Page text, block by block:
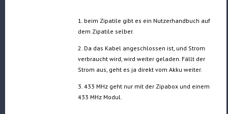
1. beim Zipatile gibt es ein Nutzerhandbuch auf
dem Zipatile selber.
2. Da das Kabel angeschlossen ist, und Strom
verbraucht wird, wird weiter geladen. Fällt der
Strom aus, geht es ja direkt vom Akku weiter.
3. 433 MHz geht nur mit der Zipabox und einem
433 MHz Modul.